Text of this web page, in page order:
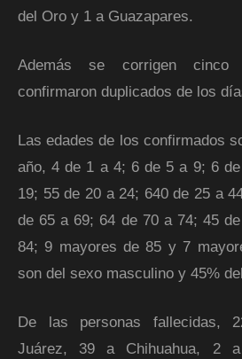
del Oro y 1 a Guazapares.
Además se corrigen
confirmaron duplicados de los
Las edades de los confirmados
año, 4 de 1 a 4; 6 de 5 a 9; 6
19; 55 de 20 a 24; 640 de 25 a
de 65 a 69; 64 de 70 a 74; 45
84; 9 mayores de 85 y 7
son del sexo masculino y 45%
De las personas fallecidas,
Juárez, 39 a Chihuahua, 2